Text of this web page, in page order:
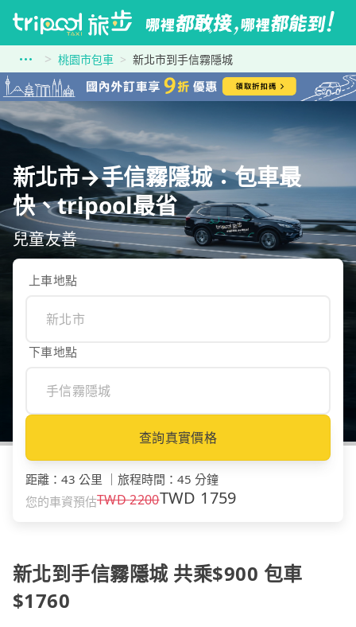
桃園市包車 新北市到手信霧隱城
新北市→手信霧隱城：包車最
快、tripool最省
兒童友善
上車地點
下車地點
查詢真實價格
距離 ： 43 公里 旅程時間 ： 45 分鐘
您的車資預估TWD2200TWD 1759
新北到手信霧隱城 共乘$900 包車
$1760